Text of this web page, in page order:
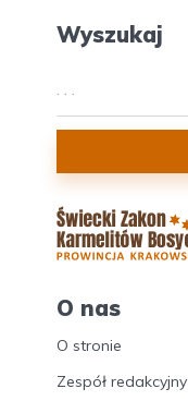
Wyszukaj
O nas
O stronie
Zespół redakcyjny